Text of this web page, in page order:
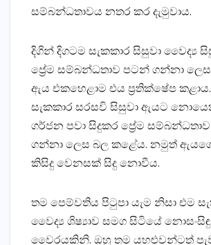
සම්බන්ධතාවය නතර කර දැමුවාය.
දිගින් දිගටම සැකකාර සිසුවා වෛද්‍ය
ප්‍රේම සම්බන්ධතාව පටන් ගන්නා
ඇය එකහෙළාම එය ප්‍රතික්‌ෂේප
සැකකාර සරසවි සිසුවා ඇයට
ගර්ජන පවා සිදුකර ප්‍රේම
ගන්නා ලෙස බල කළේය. නමුත්
කිසිදු වෙනසක්‌ සිදු නොවීය.
තම පෙම්වතිය පිටුපා යැම නිසා එම
වෛද්‍ය ශිෂ්‍යාව සමග සිටියේ
වෛරයකිනි. ඔහු තම යහළුවන්ටත්